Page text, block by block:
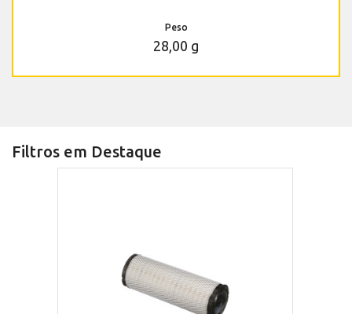
Peso
28,00 g
Filtros em Destaque